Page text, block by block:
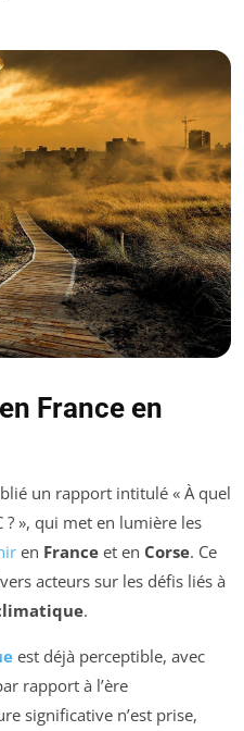
France en
un rapport intitulé « À quel
? », qui met en lumière les
en France et en Corse. Ce
acteurs sur les défis liés à
.
est déjà perceptible, avec
rapport à l’ère
significative n’est prise,